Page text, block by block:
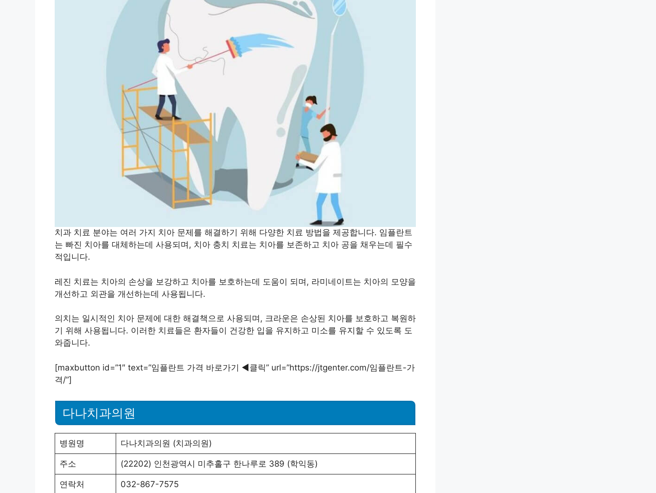
치과 치료 분야는 여러 가지 치아 문제를 해결하기 위해 다양한 치료 방법을 제공합니다. 임플란트
는 빠진 치아를 대체하는데 사용되며, 치아 충치 치료는 치아를 보존하고 치아 공을 채우는데 필수
적입니다.
레진 치료는 치아의 손상을 보강하고 치아를 보호하는데 도움이 되며, 라미네이트는 치아의 모양을
개선하고 외관을 개선하는데 사용됩니다.
의치는 일시적인 치아 문제에 대한 해결책으로 사용되며, 크라운은 손상된 치아를 보호하고 복원하
기 위해 사용됩니다. 이러한 치료들은 환자들이 건강한 입을 유지하고 미소를 유지할 수 있도록 도
와줍니다.
[maxbutton id=”1″ text=”임플란트 가격 바로가기 ◀︎클릭” url=”https://jtgenter.com/임플란트-가
격/”]
다나치과의원
병원명 다나치과의원 (치과의원)
주소 (22202) 인천광역시 미추홀구 한나루로 389 (학익동)
연락처 032-867-7575